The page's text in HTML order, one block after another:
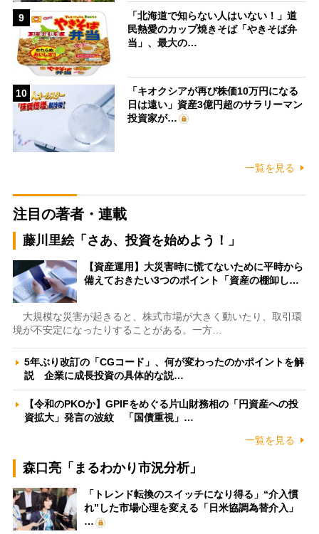
9
「北海道で知らない人はいない！」道
民熱愛のカップ焼きそば「やきそば弁
当」、最大の…
10
「キオクシアが再び株価10万円になる
日は遠い」資産3億円超のサラリーマン
投資家が…
一覧を見る
注目の著者・連載
藤川里絵「さあ、投資を始めよう！」
【資産運用】大災害時に慌てないために平時から
備えておきたい3つのポイント「資産の棚卸し…
大規模な災害が起きると、株式市場が大きく動いたり、取引環
境が不安定になったりすることがある。一方…
5年ぶり改訂の「CGコード」、何が変わったのかポイントを解
説 企業に成長投資の具体的な説…
【令和のPKOか】GPIFをめぐる片山財務相の「円資産への投
資拡大」発言の波紋 「国債重視」…
一覧を見る
森口亮「まるわかり市況分析」
「トレンド転換のスイッチになり得る」“介入慣
れ”した市場心理を変える「日米協調為替介入」
…